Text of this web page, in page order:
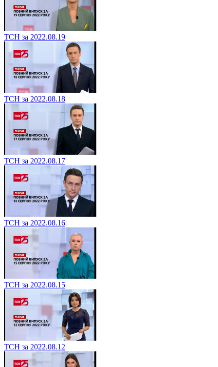
ТСН за 2022.08.19
ТСН за 2022.08.18
ТСН за 2022.08.17
ТСН за 2022.08.16
ТСН за 2022.08.15
ТСН за 2022.08.12